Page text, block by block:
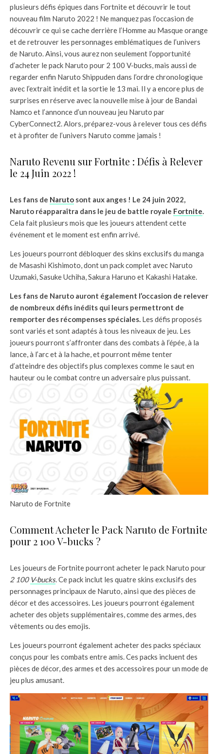
plusieurs défis épiques dans Fortnite et découvrir le tout
nouveau film Naruto 2022 ! Ne manquez pas l’occasion de
découvrir ce qui se cache derrière l’Homme au Masque orange
et de retrouver les personnages emblématiques de l’univers
de Naruto. Ainsi, vous aurez non seulement l’opportunité
d’acheter le pack Naruto pour 2 100 V-bucks, mais aussi de
regarder enfin Naruto Shippuden dans l’ordre chronologique
avec l’extrait inédit et la sortie le 13 mai. Il y a encore plus de
surprises en réserve avec la nouvelle mise à jour de Bandai
Namco et l’annonce d’un nouveau jeu Naruto par
CyberConnect2. Alors, préparez-vous à relever tous ces défis
et à profiter de l’univers Naruto comme jamais !
Naruto Revenu sur Fortnite : Défis à Relever
le 24 Juin 2022 !
Les fans de Naruto sont aux anges ! Le 24 juin 2022,
Naruto réapparaîtra dans le jeu de battle royale Fortnite.
Cela fait plusieurs mois que les joueurs attendent cette
événement et le moment est enfin arrivé.
Les joueurs pourront débloquer des skins exclusifs du manga
de Masashi Kishimoto, dont un pack complet avec Naruto
Uzumaki, Sasuke Uchiha, Sakura Haruno et Kakashi Hatake.
Les fans de Naruto auront également l’occasion de relever
de nombreux défis inédits qui leurs permettront de
remporter des récompenses spéciales. Les défis proposés
sont variés et sont adaptés à tous les niveaux de jeu. Les
joueurs pourront s’affronter dans des combats à l’épée, à la
lance, à l’arc et à la hache, et pourront même tenter
d’atteindre des objectifs plus complexes comme le saut en
hauteur ou le combat contre un adversaire plus puissant.
Naruto de Fortnite
Comment Acheter le Pack Naruto de Fortnite
pour 2 100 V-bucks ?
Les joueurs de Fortnite pourront acheter le pack Naruto pour
2 100 V-bucks. Ce pack inclut les quatre skins exclusifs des
personnages principaux de Naruto, ainsi que des pièces de
décor et des accessoires. Les joueurs pourront également
acheter des objets supplémentaires, comme des armes, des
vêtements ou des emojis.
Les joueurs pourront également acheter des packs spéciaux
conçus pour les combats entre amis. Ces packs incluent des
pièces de décor, des armes et des accessoires pour un mode de
jeu plus amusant.